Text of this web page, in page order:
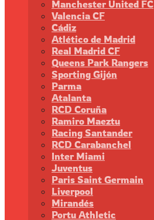
Manchester United FC
Valencia CF
Cádiz
Atlético de Madrid
Real Madrid CF
Queens Park Rangers
Sporting Gijón
Parma
Atalanta
RCD Coruña
Ramiro Maeztu
Racing Santander
RCD Carabanchel
Inter Miami
Juventus
Paris Saint Germain
Liverpool
Mirandés
Portu Athletic